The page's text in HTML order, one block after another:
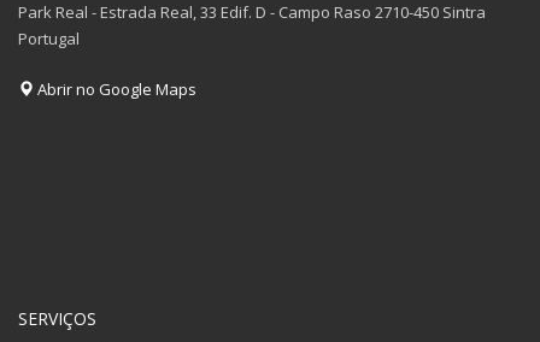
Park Real - Estrada Real, 33 Edif. D - Campo Raso 2710-450 Sintra
Portugal
Abrir no Google Maps
SERVIÇOS